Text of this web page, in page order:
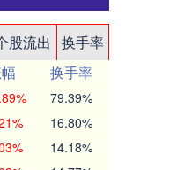
股流出
换手率
换手率
79.39%
16.80%
14.18%